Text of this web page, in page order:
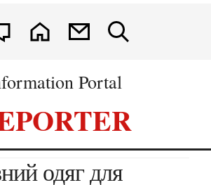
Portal